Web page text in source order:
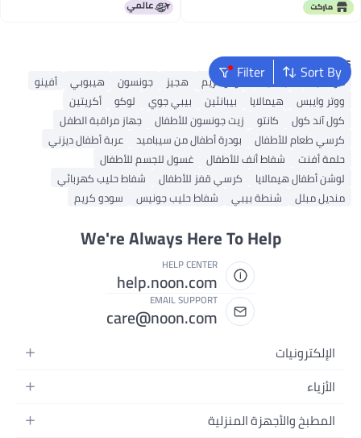
Sort By
FilterPopular Searches
موستيلا سيباميد سودوكريم هجيز جونسون هيبوبي
أفينو
ووتر وايبس
هيمالايا بيبانثين بيبي جوي لوكو
أكريتين
كول آند كول
كانتو زيت جونسون للأطفال
جهاز مراقبة الطفل
كرسي طعام للأطفال
بودرة أطفال من سيباميد
عربة أطفال ديزني
حلمة أفنت
شفاط أنف للأطفال
غسول للجسم للأطفال
لوشن أطفال هيمالايا
كرسي قفز للأطفال
شفاط حليب كهربائي
منديل مبلل
شنطة بيبي شفاط حليب جونيس سودو كريم
We're Always Here To Help
HELP CENTER
help.noon.com
EMAIL SUPPORT
care@noon.com
الإلكترونيات
الهواتف المتحركة
أجهزة الكمبيوتر المحمولة
الأزياء
أحذية رياضية رجالية
المطبخ والأجهزة المنزلية